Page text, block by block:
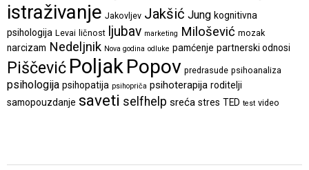
istraživanje Jakovljev Jakšić Jung kognitivna
psihologija Levai ličnost ljubav marketing Milošević mozak
narcizam Nedeljnik Nova godina odluke pamćenje partnerski odnosi
Piščević Poljak Popov predrasude psihoanaliza
psihologija psihopatija psihopriča psihoterapija roditelji
samopouzdanje saveti selfhelp sreća stres TED test video